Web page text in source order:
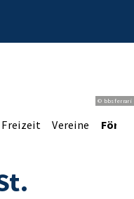
© bbsferrari
Freizeit Vereine